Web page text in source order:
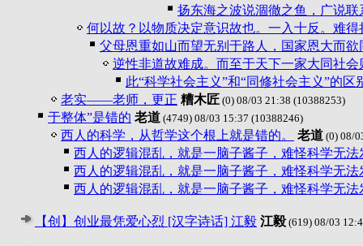
扬东海之波说涸徹之鱼，广说
何以故？以物质决定意识故也。一入十反。难得
父母恩重如山而望无别于路人，国家恩大而欲
逆性非道故难成。而至于天下一家大同社会
此“科学社会主义”和“同修社会主义”的区
老实——老师，更正 糟木匠 (0) 08/03 21:38 (10388253)
于整体”是错的 老道 (4749) 08/03 15:37 (10388246)
西人的科学，从哲学这个根上就是错的。 老道 (0) 08/
西人的逻辑混乱，就是一脑子酱子，难怪科学无法
西人的逻辑混乱，就是一脑子酱子，难怪科学无法
西人的逻辑混乱，就是一脑子酱子，难怪科学无法
【创】创业最凭爱心烈 [汉字诗话] 江毅 江毅 (619) 08/03